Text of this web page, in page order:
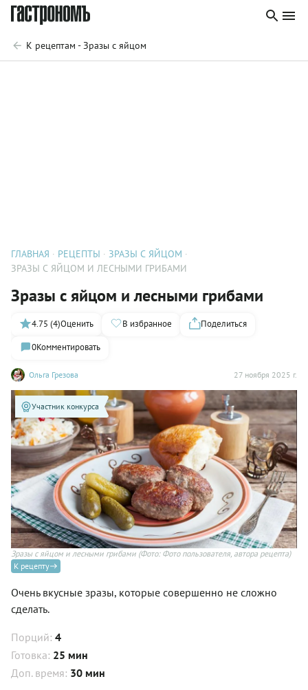
К рецептам - Зразы с яйцом
ГЛАВНАЯ РЕЦЕПТЫ
ЗРАЗЫ С ЯЙЦОМ
ЗРАЗЫ С ЯЙЦОМ И ЛЕСНЫМИ ГРИБАМИ
Зразы с яйцом и лесными грибами
Ольга Грезова 27 ноября 2025 г.
4.75 (4)Оценить В избранное
Поделиться
0Комментировать
Участник конкурса
Зразы с яйцом и лесными грибами (Фото: Фото пользователя, автора рецепта)
К рецепту
Очень вкусные зразы, которые совершенно не сложно
сделать.
Порций: 4
Готовка: 25 мин
Доп. время: 30 мин